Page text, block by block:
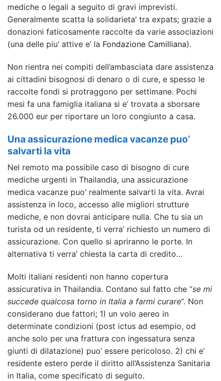
mediche o legali a seguito di gravi imprevisti.
Generalmente scatta la solidarieta’ tra expats; grazie a
donazioni faticosamente raccolte da varie associazioni
(una delle piu’ attive e’ la Fondazione Camilliana).
Non rientra nei compiti dell’ambasciata dare assistenza
ai cittadini bisognosi di denaro o di cure, e spesso le
raccolte fondi si protraggono per settimane. Pochi
mesi fa una famiglia italiana si e’ trovata a sborsare
26.000 eur per riportare un loro congiunto a casa.
Una assicurazione medica vacanze puo’
salvarti la vita
Nel remoto ma possibile caso di bisogno di cure
mediche urgenti in Thailandia, una assicurazione
medica vacanze puo’ realmente salvarti la vita. Avrai
assistenza in loco, accesso alle migliori strutture
mediche, e non dovrai anticipare nulla. Che tu sia un
turista od un residente, ti verra’ richiesto un numero di
assicurazione. Con quello si apriranno le porte. In
alternativa ti verra’ chiesta la carta di credito…
Molti italiani residenti non hanno copertura
assicurativa in Thailandia. Contano sul fatto che “se mi
succede qualcosa torno in Italia a farmi curare“. Non
considerano due fattori; 1) un volo aereo in
determinate condizioni (post ictus ad esempio, od
anche solo per una frattura con ingessatura senza
giunti di dilatazione) puo’ essere pericoloso. 2) chi e’
residente estero perde il diritto all’Assistenza Sanitaria
in Italia, come specificato di seguito.